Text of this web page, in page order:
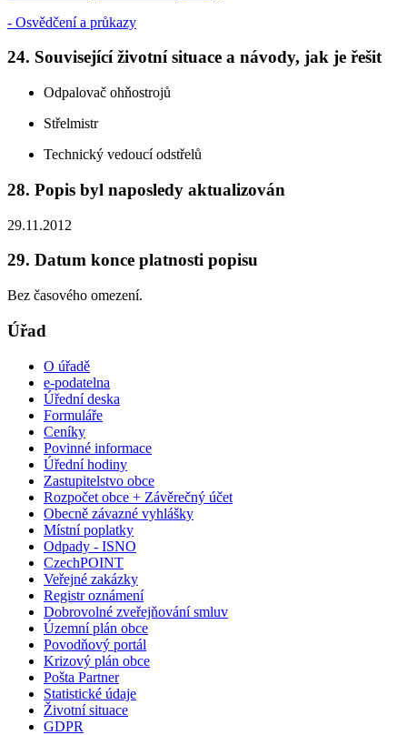
- Osvědčení a průkazy
24. Související životní situace a návody, jak je řešit
Odpalovač ohňostrojů
Střelmistr
Technický vedoucí odstřelů
28. Popis byl naposledy aktualizován
29.11.2012
29. Datum konce platnosti popisu
Bez časového omezení.
Úřad
O úřadě
e-podatelna
Úřední deska
Formuláře
Ceníky
Povinné informace
Úřední hodiny
Zastupitelstvo obce
Rozpočet obce + Závěrečný účet
Obecně závazné vyhlášky
Místní poplatky
Odpady - ISNO
CzechPOINT
Veřejné zakázky
Registr oznámení
Dobrovolné zveřejňování smluv
Územní plán obce
Povodňový portál
Krizový plán obce
Pošta Partner
Statistické údaje
Životní situace
GDPR